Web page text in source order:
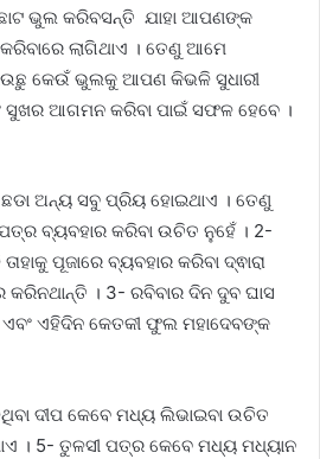
ଭୁଲ କରିବସନ୍ତି ଯାହା ଆପଣଙ୍କ
ଲାଗିଥାଏ । ତେଣୁ ଆମେ
କେଉଁ ଭୁଲକୁ ଆପଣ କିଭଳି ସୁଧାରୀ
ସୁଖର ଆଗମନ କରିବା ପାଇଁ ସଫଳ ହେବେ ।
ଅନ୍ୟ ସବୁ ପ୍ରିୟ ହୋଇଥାଏ । ତେଣୁ
ବ୍ୟବହାର କରିବା ଉଚିତ ନୁହେଁ । 2-
ପୂଜାରେ ବ୍ୟବହାର କରିବା ଦ୍ଵାରା
କରିନଥାନ୍ତି । 3- ରବିବାର ଦିନ ଦୁବ ଘାସ
ଏହିଦିନ କେତକୀ ଫୁଲ ମହାଦେବଙ୍କ
ଦୀପ କେବେ ମଧ୍ୟ ଲିଭାଇବା ଉଚିତ
। 5- ତୁଳସୀ ପତ୍ର କେବେ ମଧ୍ୟ ମଧ୍ୟାନ